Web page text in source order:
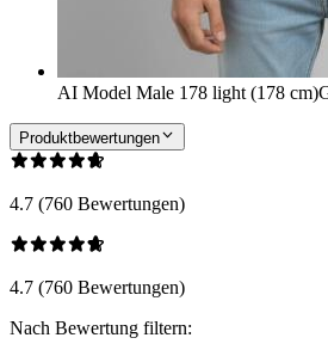
AI Model Male 178 light (178 cm)
Produktbewertungen
4.7 (760 Bewertungen)
4.7 (760 Bewertungen)
Nach Bewertung filtern: